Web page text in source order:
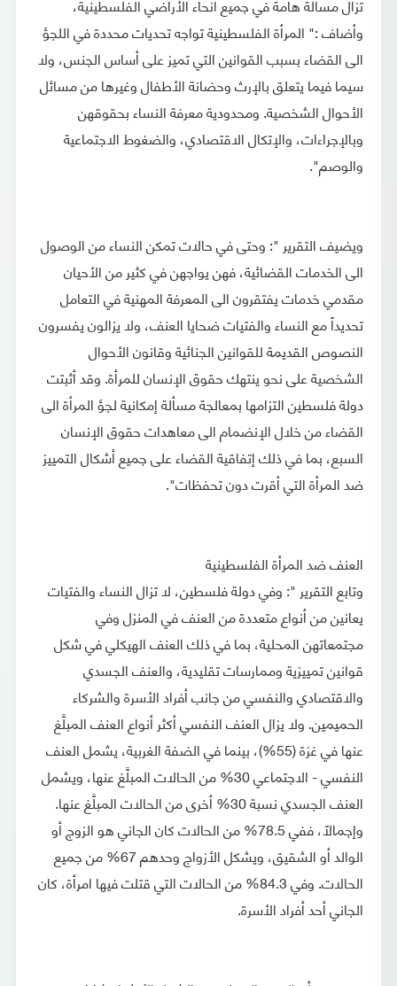
وأضاف :" المرأة الفلسطينية تواجه تحديات محددة في اللجؤ
الى القضاء بسبب القوانين التي تميز على أساس الجنس، ولا
سيما فيما يتعلق بالإرث وحضانة الأطفال وغيرها من مسائل
الأحوال الشخصية. ومحدودية معرفة النساء بحقوقهن
وبالإجراءات، والإتكال الاقتصادي، والضغوط الاجتماعية
والوصم".
ويضيف التقرير ": وحتى في حالات تمكن النساء من الوصول
الى الخدمات القضائية، فهن يواجهن في كثير من الأحيان
مقدمي خدمات يفتقرون الى المعرفة المهنية في التعامل
تحديداً مع النساء والفتيات ضحايا العنف، ولا يزالون يفسرون
النصوص القديمة للقوانين الجنائية وقانون الأحوال
الشخصية على نحو ينتهك حقوق الإنسان للمرأة. وقد أثبتت
دولة فلسطين التزامها بمعالجة مسألة إمكانية لجؤ المرأة الى
القضاء من خلال الإنضمام الى معاهدات حقوق الإنسان
السبع، بما في ذلك إتفاقية القضاء على جميع أشكال التمييز
ضد المرأة التي أقرت دون تحفظات".
العنف ضد المرأة الفلسطينية
وتابع التقرير ": وفي دولة فلسطين، لا تزال النساء والفتيات
يعانين من أنواع متعددة من العنف في المنزل وفي
مجتمعاتهن المحلية، بما في ذلك العنف الهيكلي في شكل
قوانين تمييزية وممارسات تقليدية، والعنف الجسدي
والاقتصادي والنفسي من جانب أفراد الأسرة والشركاء
الحميمين. ولا يزال العنف النفسي أكثر أنواع العنف المبلَّغ
عنها في غزة (55%)، بينما في الضفة الغربية، يشمل العنف
النفسي - الاجتماعي 30% من الحالات المبلَّغ عنها، ويشمل
العنف الجسدي نسبة 30% أخرى من الحالات المبلَّغ عنها.
وإجمالاً، ففي 78.5% من الحالات كان الجاني هو الزوج أو
الوالد أو الشقيق، ويشكل الأزواج وحدهم 67% من جميع
الحالات. وفي 84.3% من الحالات التي قتلت فيها امرأة، كان
الجاني أحد أفراد الأسرة.